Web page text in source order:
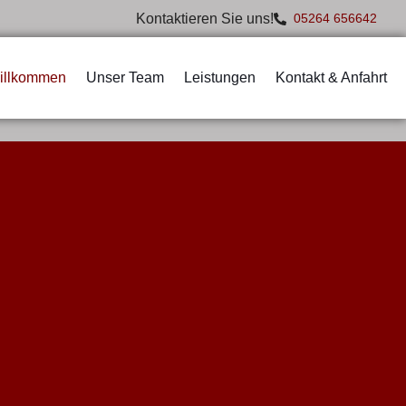
Kontaktieren Sie uns! 05264 656642
Unser Team Leistungen Kontakt & Anfahrt